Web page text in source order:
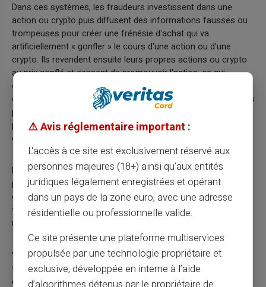
Dans ces systèmes, les fraudeurs investissent dans une
action ou crypto puis diffusent des informations fausses ou
trompeuses pour créer une frénésie d'achat qui va
artificiellement « gonfler » le cours d'une action ou d’une
crypto. Ils revendent ensuite leurs propres actions ou crypto
au prix gonflé et cessent de promouvoir l'action, ce qui
entraîne des pertes pour les autres investisseurs lorsque le
cours de l'action ou de la crypto chute. Ces recommandations
peuvent être présentées comme des informations clés
provenant de personnes « dans le secret » et mises à votre
disposition en raison d'un statut privilégié ou spécial.
Les fraudeurs utilisent souvent de nouvelles technologies
pour diffuser des informations fausses ou trompeuses sur le
cours d'une action. Par exemple, les « recommandations » de
trading sont fréquemment diffusées via des applications de
messagerie, des réseaux sociaux et/ou des blogs.
VeritasCard a publié plus d'informations concernant la
tendance croissante des arnaques de Ramp-and-Dump dans
cet
avertissement.
⚠️ Avis réglementaire important :
L'accès à ce site est exclusivement réservé aux
personnes majeures (18+) ainsi qu'aux entités
juridiques légalement enregistrées et opérant
dans un pays de la zone euro, avec une adresse
résidentielle ou professionnelle valide.
Ce site présente une plateforme multiservices
propulsée par une technologie propriétaire et
exclusive, développée en interne à l’aide